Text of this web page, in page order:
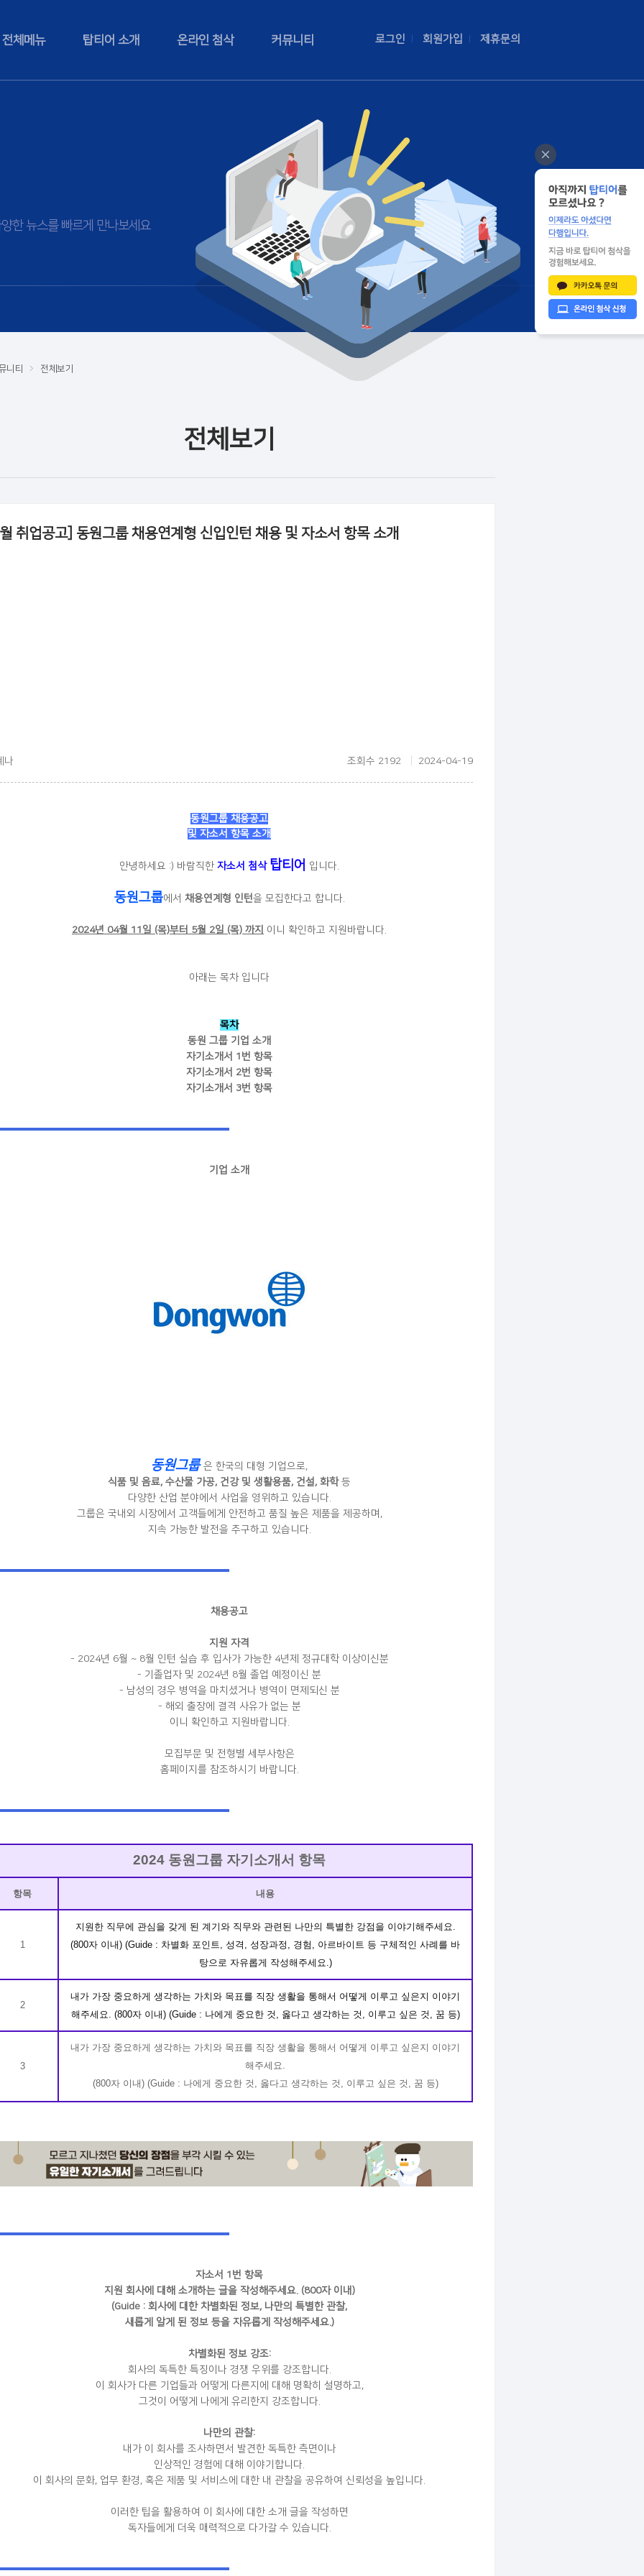
전체메뉴 탑티어 소개 온라인 첨삭 커뮤니티 로그인 회원가입 제휴문의
한 뉴스를 빠르게 만나보세요
니티 전체보기
전체보기
취업공고] 동원그룹 채용연계형 신입인턴 채용 및 자소서 항목 소개
나 조회수 2192 2024-04-19
동원그룹 채용공고
및 자소서 항목 소개
안녕하세요 :) 바람직한 자소서 첨삭 탑티어 입니다.
동원그룹에서 채용연계형 인턴을 모집한다고 합니다.
2024년 04월 11일 (목)부터 5월 2일 (목) 까지 이니 확인하고 지원바랍니다.
아래는 목차 입니다
목차
동원 그룹 기업 소개
자기소개서 1번 항목
자기소개서 2번 항목
자기소개서 3번 항목
기업 소개
동원그룹은 한국의 대형 기업으로,
식품 및 음료, 수산물 가공, 건강 및 생활용품, 건설, 화학등
다양한 산업 분야에서 사업을 영위하고 있습니다.
그룹은 국내외 시장에서 고객들에게 안전하고 품질 높은 제품을 제공하며,
지속 가능한 발전을 추구하고 있습니다.
채용공고
지원 자격
- 2024년 6월 ~ 8월 인턴 실습 후 입사가 가능한 4년제 정규대학 이상이신분
- 기졸업자 및 2024년 8월 졸업 예정이신 분
- 남성의 경우 병역을 마치셨거나 병역이 면제되신 분
- 해외 출장에 결격 사유가 없는 분
이니 확인하고 지원바랍니다.
모집부문 및 전형별 세부사항은
홈페이지를 참조하시기 바랍니다.
2024 동원그룹 자기소개서 항목
항목 내용
1
지원한 직무에 관심을 갖게 된 계기와 직무와 관련된 나만의 특별한 강점을 이야기해주세요.
(800자 이내) (Guide : 차별화 포인트, 성격, 성장과정, 경험, 아르바이트 등 구체적인 사례를 바
탕으로 자유롭게 작성해주세요.)
2
내가 가장 중요하게 생각하는 가치와 목표를 직장 생활을 통해서 어떻게 이루고 싶은지 이야기
해주세요. (800자 이내) (Guide : 나에게 중요한 것, 옳다고 생각하는 것, 이루고 싶은 것, 꿈 등)
3
내가 가장 중요하게 생각하는 가치와 목표를 직장 생활을 통해서 어떻게 이루고 싶은지 이야기
해주세요.
(800자 이내) (Guide : 나에게 중요한 것, 옳다고 생각하는 것, 이루고 싶은 것, 꿈 등)
자소서 1번 항목
지원 회사에 대해 소개하는 글을 작성해주세요. (800자 이내)
(Guide : 회사에 대한 차별화된 정보, 나만의 특별한 관찰,
새롭게 알게 된 정보 등을 자유롭게 작성해주세요.)
차별화된 정보 강조:
회사의 독특한 특징이나 경쟁 우위를 강조합니다.
이 회사가 다른 기업들과 어떻게 다른지에 대해 명확히 설명하고,
그것이 어떻게 나에게 유리한지 강조합니다.
나만의 관찰:
내가 이 회사를 조사하면서 발견한 독특한 측면이나
인상적인 경험에 대해 이야기합니다.
이 회사의 문화, 업무 환경, 혹은 제품 및 서비스에 대한 내 관찰을 공유하여 신뢰성을 높입니다.
이러한 팁을 활용하여 이 회사에 대한 소개 글을 작성하면
독자들에게 더욱 매력적으로 다가갈 수 있습니다.